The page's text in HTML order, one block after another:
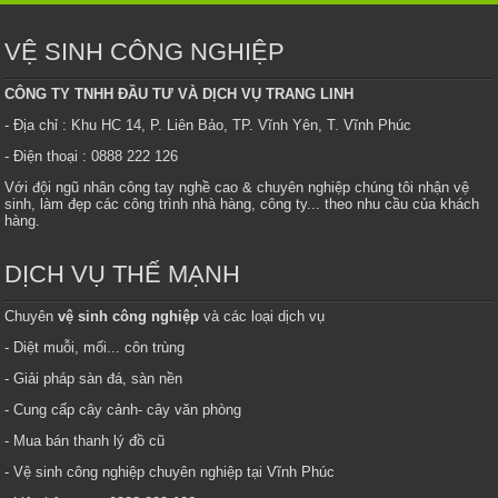
VỆ SINH CÔNG NGHIỆP
CÔNG TY TNHH ĐẦU TƯ VÀ DỊCH VỤ TRANG LINH
- Địa chỉ : Khu HC 14, P. Liên Bảo, TP. Vĩnh Yên, T. Vĩnh Phúc
- Điện thoại : 0888 222 126
Với đội ngũ nhân công tay nghề cao & chuyên nghiệp chúng tôi nhận vệ
sinh, làm đẹp các công trình nhà hàng, công ty... theo nhu cầu của khách
hàng.
DỊCH VỤ THẾ MẠNH
Chuyênvệ sinh công nghiệp và các loại dịch vụ
- Diệt muỗi, mối... côn trùng
- Giải pháp sàn đá, sàn nền
- Cung cấp cây cảnh- cây văn phòng
- Mua bán thanh lý đồ cũ
- Vệ sinh công nghiệp chuyên nghiệp tại Vĩnh Phúc